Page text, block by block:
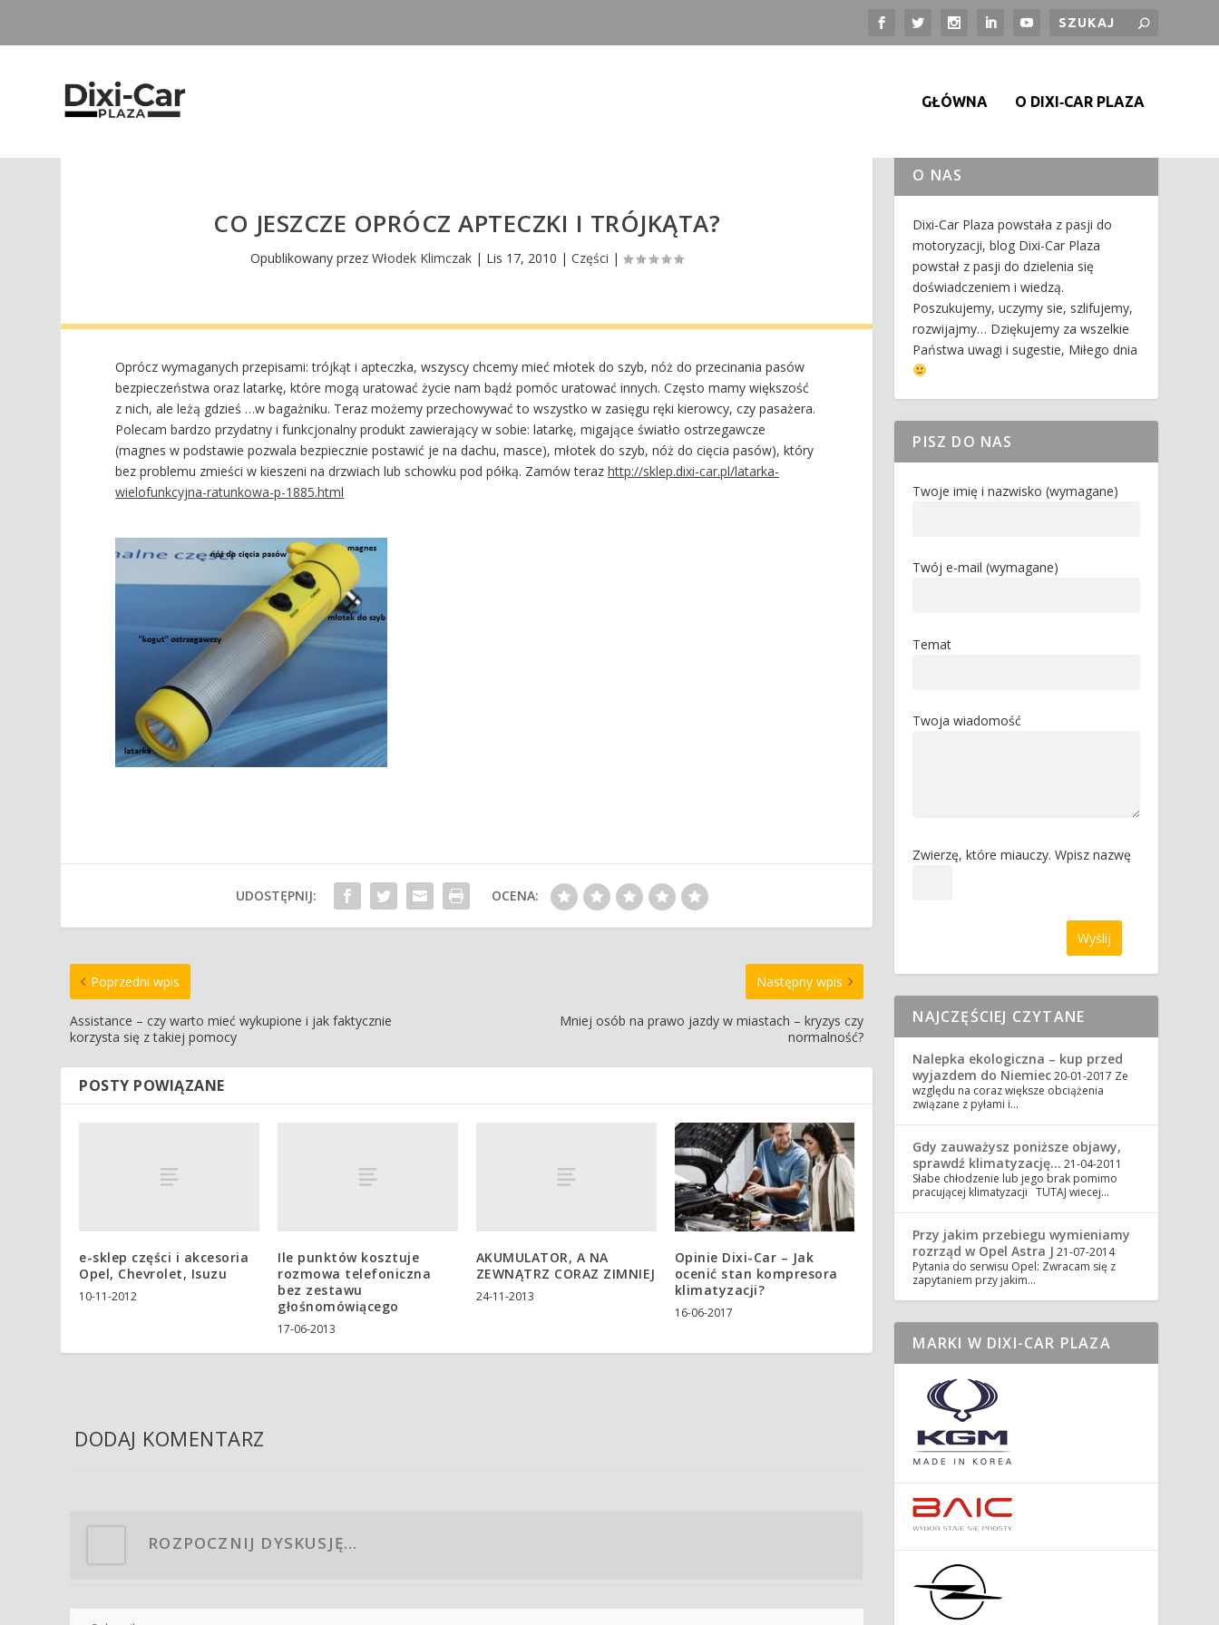
GŁÓWNA O DIXI‑CAR PLAZA
CO JESZCZE OPRÓCZ APTECZKI I TRÓJKĄTA?
Opublikowany przezWłodek Klimczak | Lis 17, 2010 |Części |
Oprócz wymaganych przepisami: trójkąt i apteczka, wszyscy chcemy mieć młotek do szyb, nóż do przecinania pasów
bezpieczeństwa oraz latarkę, które mogą uratować życie nam bądź pomóc uratować innych. Często mamy większość
z nich, ale leżą gdzieś …w bagażniku. Teraz możemy przechowywać to wszystko w zasięgu ręki kierowcy, czy pasażera.
Polecam bardzo przydatny i funkcjonalny produkt zawierający w sobie: latarkę, migające światło ostrzegawcze
(magnes w podstawie pozwala bezpiecznie postawić je na dachu, masce), młotek do szyb, nóż do cięcia pasów), który
bez problemu zmieści w kieszeni na drzwiach lub schowku pod półką. Zamów terazhttp://sklep.dixi-car.pl/latarka-
wielofunkcyjna-ratunkowa-p-1885.html
UDOSTĘPNIJ: OCENA:
Poprzedni wpis
Assistance – czy warto mieć wykupione i jak faktycznie
korzysta się z takiej pomocy
Następny wpis
Mniej osób na prawo jazdy w miastach – kryzys czy
normalność?
POSTY POWIĄZANE
e-sklep części i akcesoria
Opel, Chevrolet, Isuzu
10-11-2012
Ile punktów kosztuje
rozmowa telefoniczna
bez zestawu
głośnomówiącego
17-06-2013
AKUMULATOR, A NA
ZEWNĄTRZ CORAZ ZIMNIEJ
24-11-2013
Opinie Dixi-Car – Jak
ocenić stan kompresora
klimatyzacji?
16-06-2017
DODAJ KOMENTARZ
O NAS
Dixi-Car Plaza powstała z pasji do
motoryzacji, blog Dixi-Car Plaza
powstał z pasji do dzielenia się
doświadczeniem i wiedzą.
Poszukujemy, uczymy sie, szlifujemy,
rozwijajmy… Dziękujemy za wszelkie
Państwa uwagi i sugestie, Miłego dnia
PISZ DO NAS
Twoje imię i nazwisko (wymagane)
Twój e-mail (wymagane)
Temat
Twoja wiadomość
Zwierzę, które miauczy. Wpisz nazwę
NAJCZĘŚCIEJ CZYTANE
Nalepka ekologiczna – kup przed
wyjazdem do Niemiec20-01-2017 Ze
względu na coraz większe obciążenia
związane z pyłami i…
Gdy zauważysz poniższe objawy,
sprawdź klimatyzację… 21-04-2011
Słabe chłodzenie lub jego brak pomimo
pracującej klimatyzacji TUTAJ wiecej…
Przy jakim przebiegu wymieniamy
rozrząd w Opel Astra J 21-07-2014
Pytania do serwisu Opel: Zwracam się z
zapytaniem przy jakim…
MARKI W DIXI-CAR PLAZA